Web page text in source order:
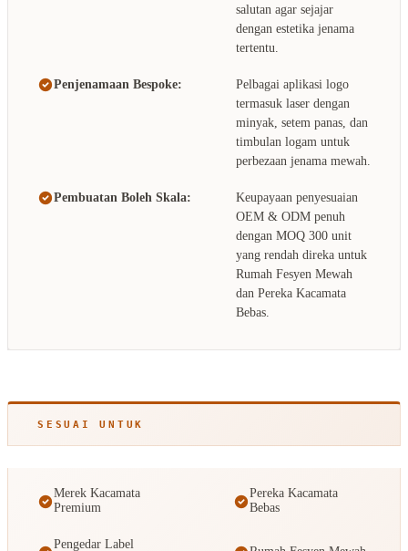
salutan agar sejajar
dengan estetika jenama
tertentu.
Penjenamaan Bespoke:
Pelbagai aplikasi logo
termasuk laser dengan
minyak, setem panas, dan
timbulan logam untuk
perbezaan jenama mewah.
Pembuatan Boleh Skala:
Keupayaan penyesuaian
OEM & ODM penuh
dengan MOQ 300 unit
yang rendah direka untuk
Rumah Fesyen Mewah
dan Pereka Kacamata
Bebas.
SESUAI UNTUK
Merek Kacamata
Premium
Pereka Kacamata
Bebas
Pengedar Label